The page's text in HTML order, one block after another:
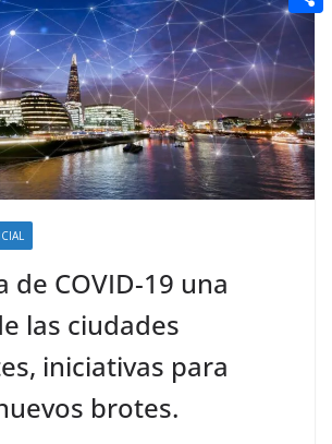
de COVID-19 una
las ciudades
iniciativas para
brotes.
n
g
r
e
r
r
e
s
t
a
l
e
d
i
t
C
o
m
p
a
r